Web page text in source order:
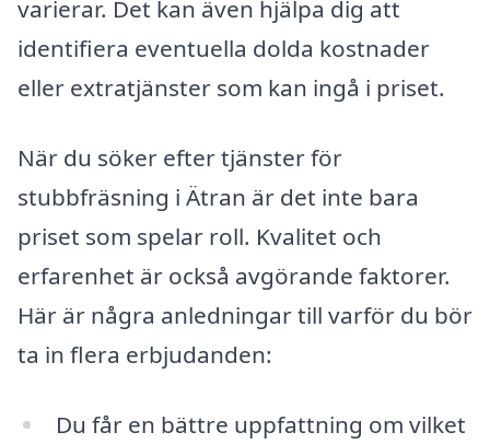
varierar. Det kan även hjälpa dig att
identifiera eventuella dolda kostnader
eller extratjänster som kan ingå i priset.
När du söker efter tjänster för
stubbfräsning i Ätran är det inte bara
priset som spelar roll. Kvalitet och
erfarenhet är också avgörande faktorer.
Här är några anledningar till varför du bör
ta in flera erbjudanden:
Du får en bättre uppfattning om vilket